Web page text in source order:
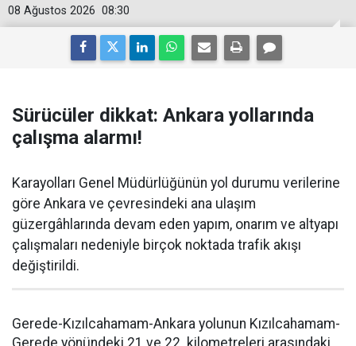
08:30
08 Ağustos 2026
Sürücüler dikkat: Ankara yollarında
çalışma alarmı!
Karayolları Genel Müdürlüğünün yol durumu verilerine
göre Ankara ve çevresindeki ana ulaşım
güzergâhlarında devam eden yapım, onarım ve altyapı
çalışmaları nedeniyle birçok noktada trafik akışı
değiştirildi.
Gerede-Kızılcahamam-Ankara yolunun Kızılcahamam-
Gerede yönündeki 21 ve 22. kilometreleri arasındaki